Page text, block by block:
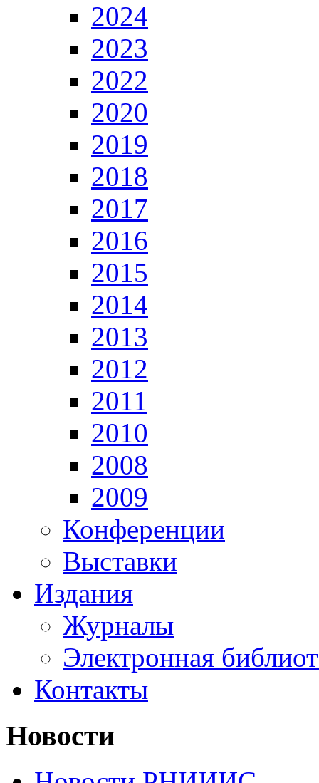
2024
2023
2022
2020
2019
2018
2017
2016
2015
2014
2013
2012
2011
2010
2008
2009
Конференции
Выставки
Издания
Журналы
Электронная
Контакты
Новости